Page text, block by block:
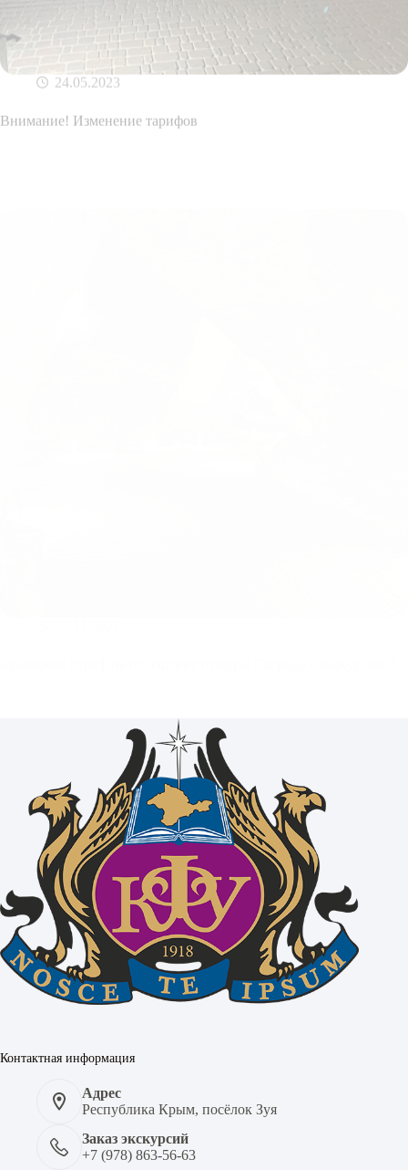
Внимание! Изменение тарифов
Контактная информация
Адрес
Республика Крым, посёлок Зуя
Заказ экскурсий
+7 (978) 863-56-63